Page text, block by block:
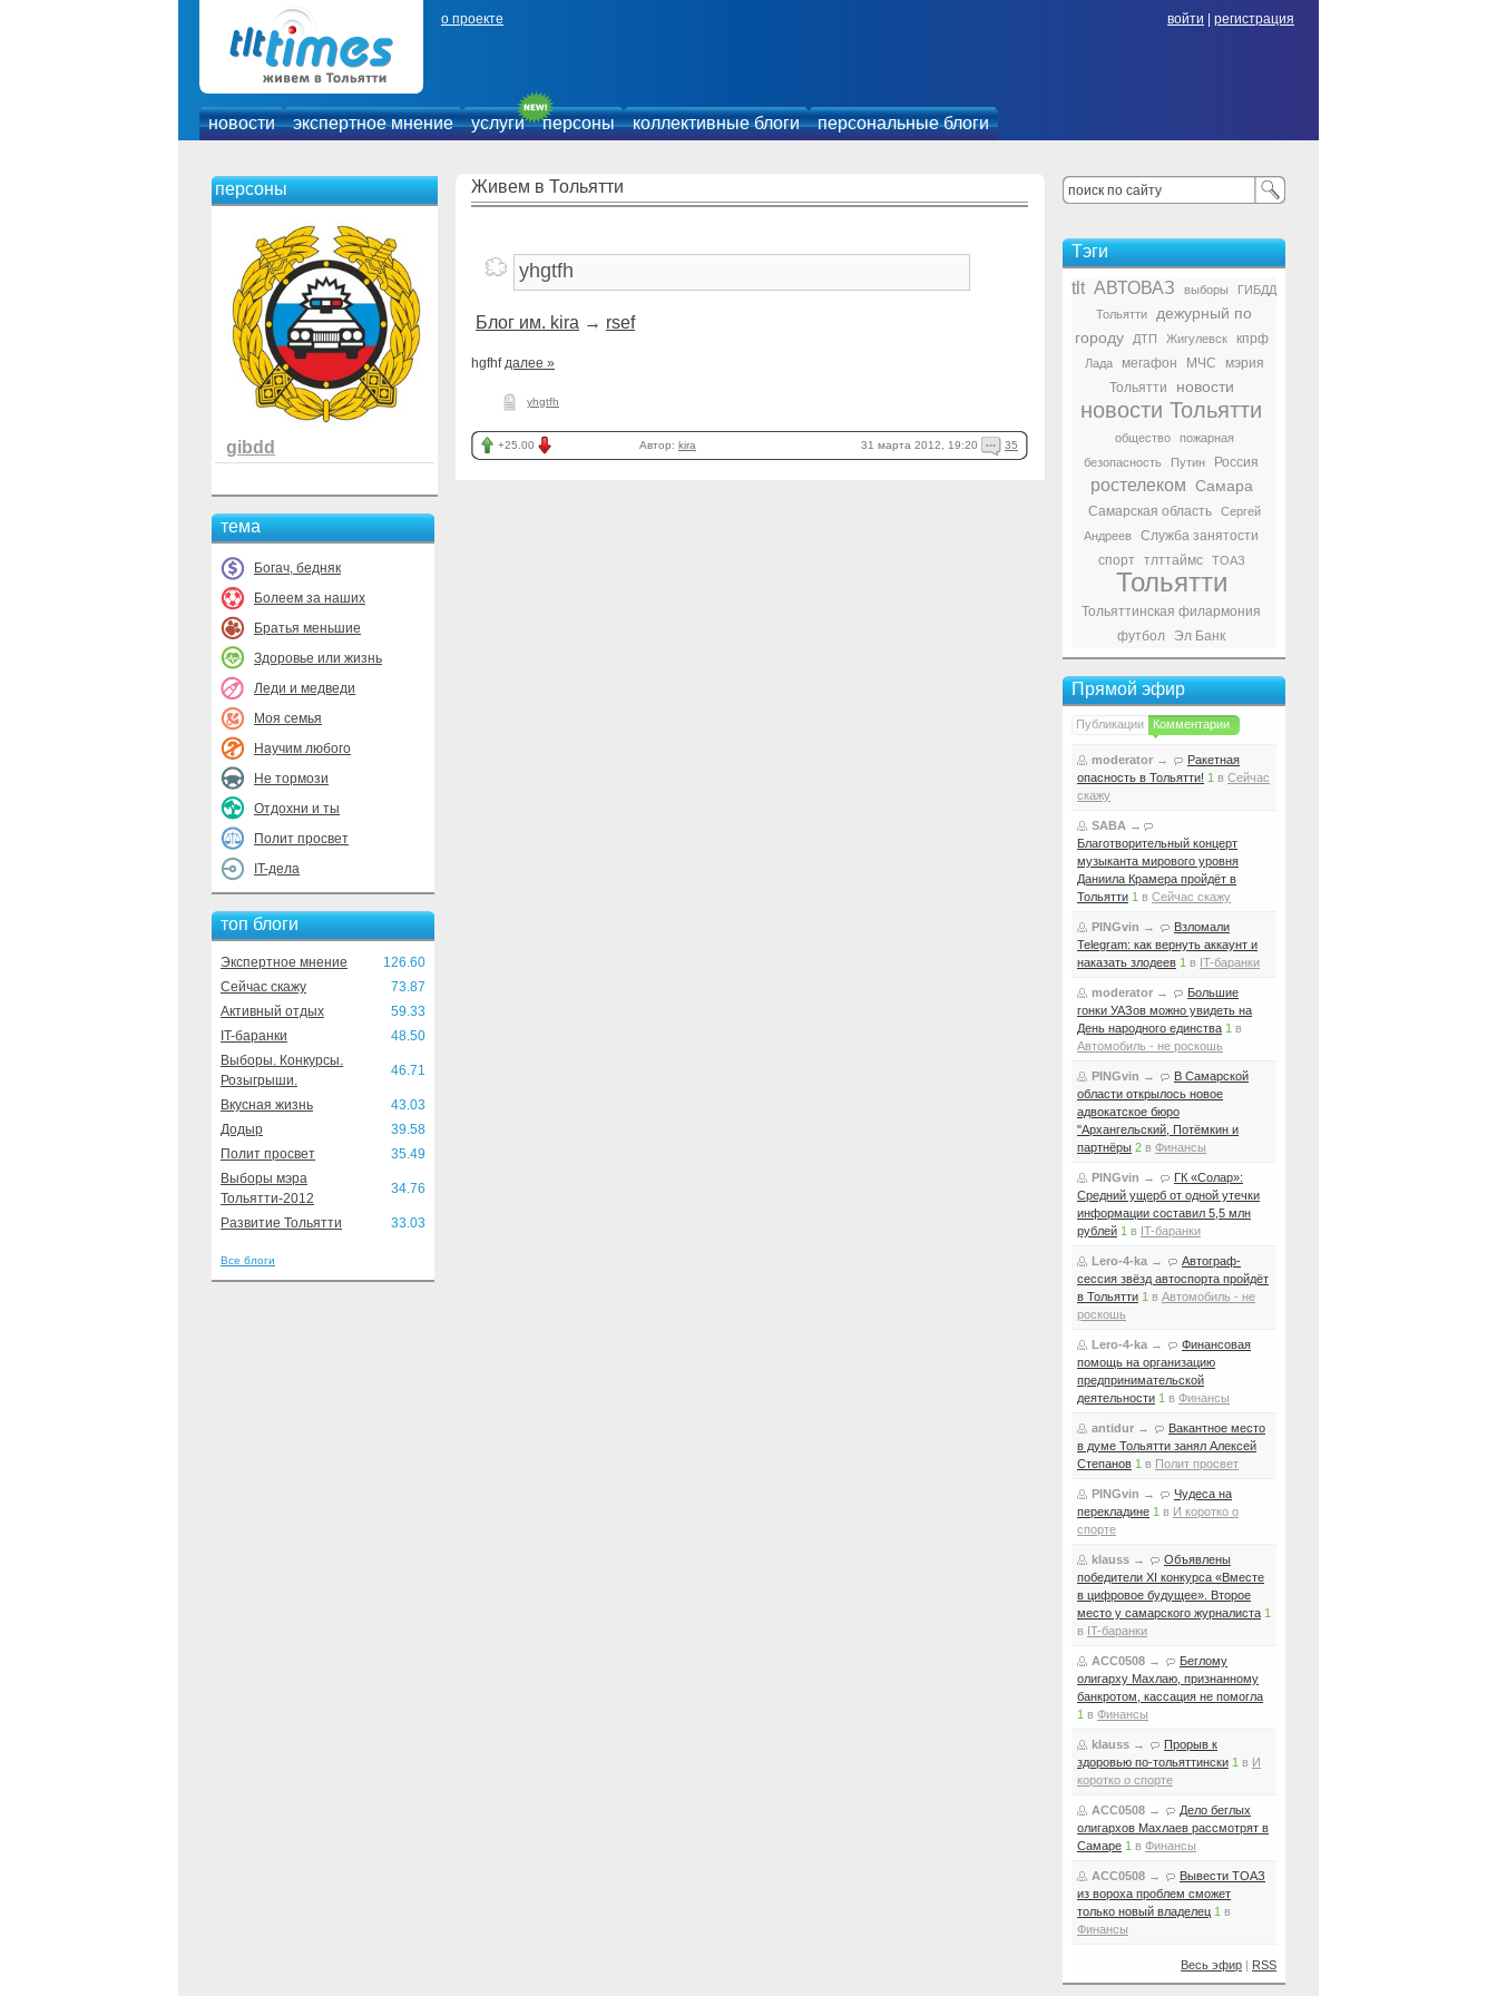
о проекте войти регистрация
новости экспертное мнение услуги персоны коллективные блоги персональные блоги
персоны
gibdd
тема
Богач, бедняк
Болеем за наших
Братья меньшие
Здоровье или жизнь
Леди и медведи
Моя семья
Научим любого
Не тормози
Отдохни и ты
Полит просвет
IT-дела
топ блоги
Экспертное мнение
126.60
Сейчас скажу
73.87
Активный отдых
59.33
IT-баранки
48.50
Выборы. Конкурсы.
Розыгрыши.
46.71
Вкусная жизнь
43.03
Додыр
39.58
Полит просвет
35.49
Выборы мэра
Тольятти-2012
34.76
Развитие Тольятти 33.03
Все блоги
Живем в Тольятти
Блог им. kira → rsef
hgfhfдалее »
yhgtfh
+25.00 Автор: kira 31 марта 2012, 19:20 35
Тэги
tlt АВТОВАЗ выборы
ГИБДД
Тольятти
дежурный по
городу
ДТП Жигулевск кпрф
Лада мегафон МЧС
мэрия
Тольятти
новости
новости Тольятти
общество
пожарная
безопасность
Путин Россия
ростелеком Самара
Самарская область
Сергей
Андреев
Служба занятости
спорт
тлттаймс ТОАЗ
Тольятти
Тольяттинская филармония
футбол
Эл Банк
Прямой эфир
Публикации Комментарии
moderator →
Ракетная
опасность в Тольятти! 1 в Сейчас
скажу
SABA →
Благотворительный концерт
музыканта мирового уровня
Даниила Крамера пройдёт в
Тольятти 1 в Сейчас скажу
PINGvin →
Взломали
Telegram: как вернуть аккаунт и
наказать злодеев 1 в IT-баранки
moderator →
Большие
гонки УАЗов можно увидеть на
День народного единства 1 в
Автомобиль - не роскошь
PINGvin →
В Самарской
области открылось новое
адвокатское бюро
"Архангельский, Потёмкин и
партнёры 2 в Финансы
PINGvin →
ГК «Солар»:
Средний ущерб от одной утечки
информации составил 5,5 млн
рублей 1 в IT-баранки
Lero-4-ka →
Автограф-
сессия звёзд автоспорта пройдёт
в Тольятти 1 в Автомобиль - не
роскошь
Lero-4-ka →
Финансовая
помощь на организацию
предпринимательской
деятельности 1 в Финансы
antidur →
Вакантное место
в думе Тольятти занял Алексей
Степанов 1 в Полит просвет
PINGvin →
Чудеса на
перекладине 1 в И коротко о
спорте
klauss →
Объявлены
победители XI конкурса «Вместе
в цифровое будущее». Второе
место у самарского журналиста 1
в IT-баранки
ACC0508 →
Беглому
олигарху Махлаю, признанному
банкротом, кассация не помогла
1 в Финансы
klauss →
Прорыв к
здоровью по-тольяттински 1 в И
коротко о спорте
ACC0508 →
Дело беглых
олигархов Махлаев рассмотрят в
Самаре 1 в Финансы
ACC0508 →
Вывести ТОАЗ
из вороха проблем сможет
только новый владелец 1 в
Финансы
Весь эфир | RSS